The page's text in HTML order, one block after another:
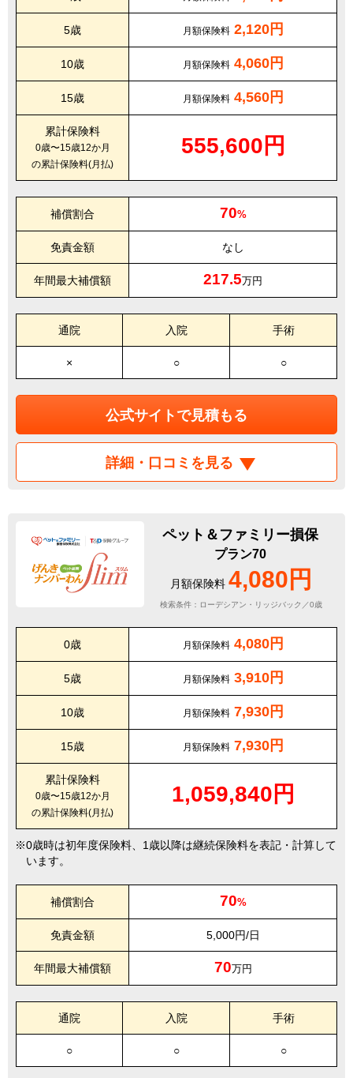
5歳 月額保険料 2,120円
10歳 月額保険料 4,060円
15歳 月額保険料 4,560円
累計保険料
0歳〜15歳12か月
の累計保険料(月払)
555,600円
補償割合 70%
免責金額 なし
年間最大補償額 217.5万円
通院 入院 手術
× ○ ○
公式サイトで見積もる
詳細・口コミを見る
ペット＆ファミリー損保
プラン70
月額保険料 4,080円
検索条件：ローデシアン・リッジバック／0歳
0歳 月額保険料 4,080円
5歳 月額保険料 3,910円
10歳 月額保険料 7,930円
15歳 月額保険料 7,930円
累計保険料
0歳〜15歳12か月
の累計保険料(月払)
1,059,840円
0歳時は初年度保険料、1歳以降は継続保険料を表記・計算して
います。
補償割合 70%
免責金額 5,000円/日
年間最大補償額 70万円
通院 入院 手術
○ ○ ○